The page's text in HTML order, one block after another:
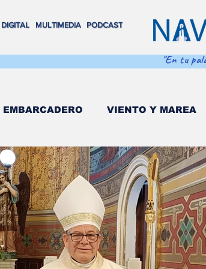
MULTIMEDIA PODCAST
"En tu
EMBARCADERO VIENTO Y MAREA
DE ALTAMAR REMA MAR
DIGITAL VOX POPULI
Vidas NAVEGANDO MULTIMEDIA